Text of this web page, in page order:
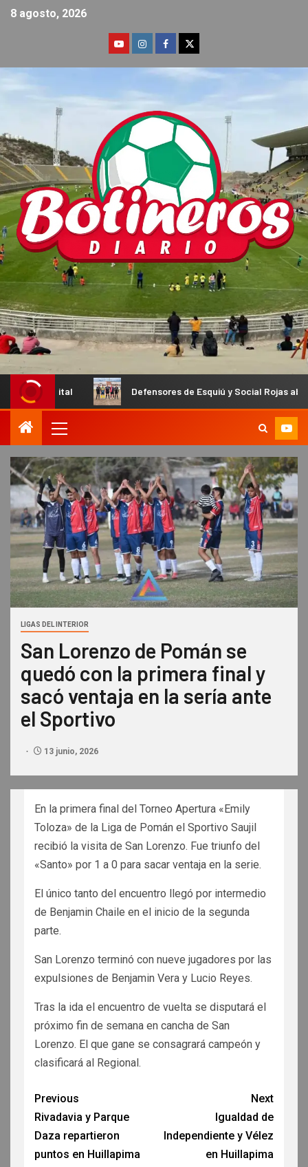
8 agosto, 2026
Defensores de Esquiú y Social Rojas abren las
LIGAS DEL INTERIOR
San Lorenzo de Pomán se
quedó con la primera final y
sacó ventaja en la sería ante
el Sportivo
13 junio, 2026
En la primera final del Torneo Apertura «Emily
Toloza» de la Liga de Pomán el Sportivo Saujil
recibió la visita de San Lorenzo. Fue triunfo del
«Santo» por 1 a 0 para sacar ventaja en la serie.
El único tanto del encuentro llegó por intermedio
de Benjamin Chaile en el inicio de la segunda
parte.
San Lorenzo terminó con nueve jugadores por las
expulsiones de Benjamin Vera y Lucio Reyes.
Tras la ida el encuentro de vuelta se disputará el
próximo fin de semana en cancha de San
Lorenzo. El que gane se consagrará campeón y
clasificará al Regional.
Previous
Rivadavia y Parque
Daza repartieron
puntos en Huillapima
Next
Igualdad de
Independiente y Vélez
en Huillapima